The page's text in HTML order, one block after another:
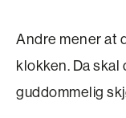
Andre mener at
klokken. Da skal
guddommelig